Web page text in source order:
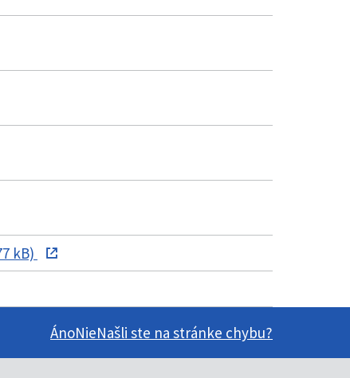
kB)
ÁnoNieNašli ste na stránke chybu?